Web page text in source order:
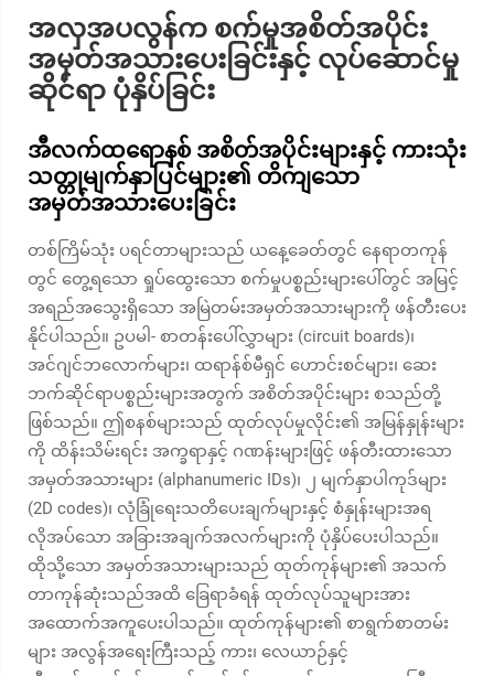
အလှအပလွန်က စက်မှုအစိတ်အပိုင်း
အမှတ်အသားပေးခြင်းနှင့် လုပ်ဆောင်မှု
ဆိုင်ရာ ပုံနှိပ်ခြင်း
အီလက်ထရောနစ် အစိတ်အပိုင်းများနှင့် ကားသုံး
သတ္တုမျက်နှာပြင်များ၏ တိကျသော
အမှတ်အသားပေးခြင်း
တစ်ကြိမ်သုံး ပရင်တာများသည် ယနေ့ခေတ်တွင် နေရာတကုန်
တွင် တွေ့ရသော ရှုပ်ထွေးသော စက်မှုပစ္စည်းများပေါ်တွင် အမြင့်
အရည်အသွေးရှိသော အမြဲတမ်းအမှတ်အသားများကို ဖန်တီးပေး
နိုင်ပါသည်။ ဥပမါ- စာတန်းပေါ်လွှာများ (circuit boards)၊
အင်ဂျင်ဘလောက်များ၊ ထရာန်စ်မီရှင် ဟောင်းစင်များ၊ ဆေး
ဘက်ဆိုင်ရာပစ္စည်းများအတွက် အစိတ်အပိုင်းများ စသည်တို့
ဖြစ်သည်။ ဤစနစ်များသည် ထုတ်လုပ်မှုလိုင်း၏ အမြန်နှုန်းများ
ကို ထိန်းသိမ်းရင်း အက္ခရာနှင့် ဂဏန်းများဖြင့် ဖန်တီးထားသော
အမှတ်အသားများ (alphanumeric IDs)၊ ၂ မျက်နှာပါကုဒ်များ
(2D codes)၊ လုံခြုံရေးသတိပေးချက်များနှင့် စံနှုန်းများအရ
လိုအပ်သော အခြားအချက်အလက်များကို ပုံနှိပ်ပေးပါသည်။
ထိုသို့သော အမှတ်အသားများသည် ထုတ်ကုန်များ၏ အသက်
တာကုန်ဆုံးသည်အထိ ခြေရာခံရန် ထုတ်လုပ်သူများအား
အထောက်အကူပေးပါသည်။ ထုတ်ကုန်များ၏ စာရွက်စာတမ်း
များ အလွန်အရေးကြီးသည့် ကား၊ လေယာဉ်နှင့်